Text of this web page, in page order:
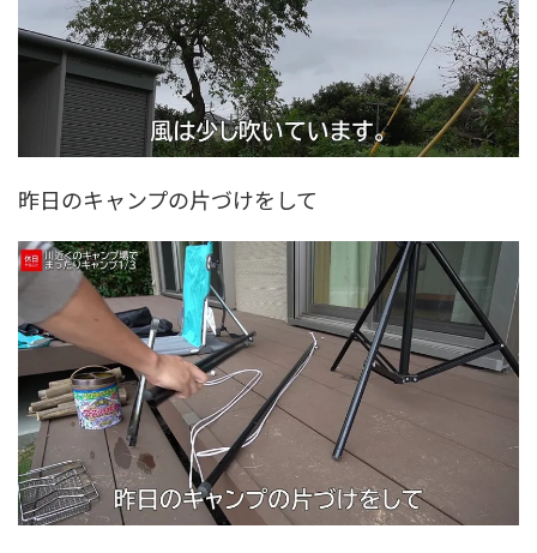
昨日のキャンプの片づけをして